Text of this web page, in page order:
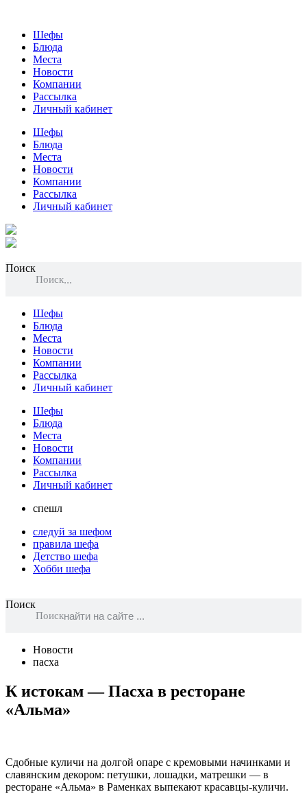
Шефы
Блюда
Места
Новости
Компании
Рассылка
Личный кабинет
Шефы
Блюда
Места
Новости
Компании
Рассылка
Личный кабинет
Поиск
Поиск
Шефы
Блюда
Места
Новости
Компании
Рассылка
Личный кабинет
Шефы
Блюда
Места
Новости
Компании
Рассылка
Личный кабинет
спешл
следуй за шефом
правила шефа
Детство шефа
Хобби шефа
Поиск
Поиск
Новости
пасха
К истокам — Пасха в ресторане
«Альма»
Сдобные куличи на долгой опаре с кремовыми начинками и
славянским декором: петушки, лошадки, матрешки — в
ресторане «Альма» в Раменках выпекают красавцы-куличи.